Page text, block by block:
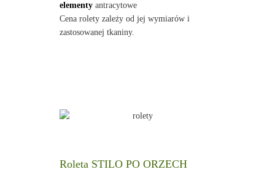
elementyantracytowe
Cena rolety zależy od jej wymiarów i
zastosowanej tkaniny.
Roleta STILO PO ORZECH